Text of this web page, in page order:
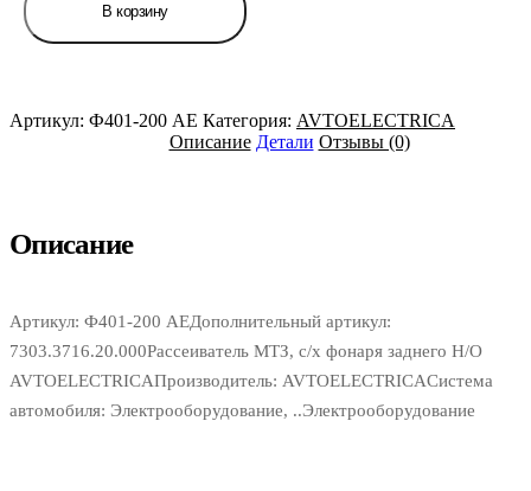
О
В корзину
Артикул: Ф401-200 AE Категория: AVTOELECTRICA
Описание Детали Отзывы (0)
Описание
Артикул: Ф401-200 AEДополнительный артикул:
7303.3716.20.000Рассеиватель МТЗ, с/х фонаря заднего Н/О
AVTOELECTRICAПроизводитель: AVTOELECTRICAСистема
автомобиля: Электрооборудование, ..Электрооборудование